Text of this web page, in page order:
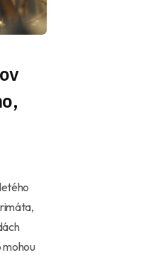
mohou